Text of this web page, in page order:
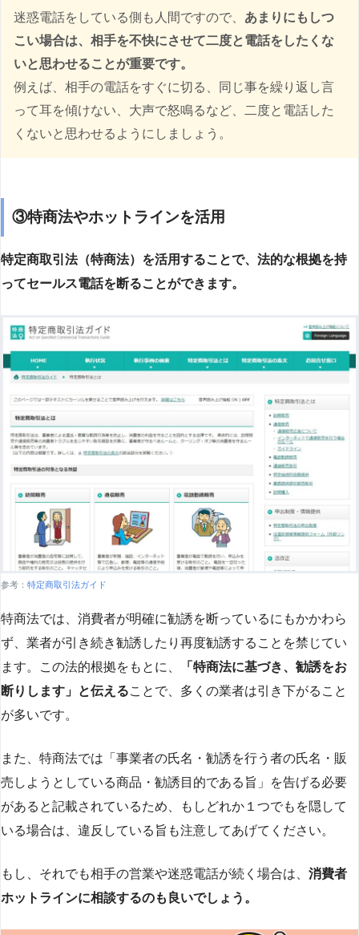
迷惑電話をしている側も人間ですので、 あまりにもしつ
こい場合は、相手を不快にさせて二度と電話をしたくな
いと思わせることが重要です。
例えば、相手の電話をすぐに切る、同じ事を繰り返し言
って耳を傾けない、大声で怒鳴るなど、二度と電話した
くないと思わせるようにしましょう。
③特商法やホットラインを活用
特定商取引法（特商法）を活用することで、法的な根拠を持
ってセールス電話を断ることができます。
参考： 特定商取引法ガイド
特商法では、消費者が明確に勧誘を断っているにもかかわら
ず、業者が引き続き勧誘したり再度勧誘することを禁じてい
ます。この法的根拠をもとに、
「特商法に基づき、勧誘をお
断りします」と伝えることで、多くの業者は引き下がること
が多いです​​。
また、特商法では「事業者の氏名・勧誘を行う者の氏名・販
売しようとしている商品・勧誘目的である旨」を告げる必要
があると記載されているため、もしどれか１つでもを隠して
いる場合は、違反している旨も注意してあげてください。
もし、それでも相手の営業や迷惑電話が続く場合は、 消費者
ホットラインに相談するのも良いでしょう。